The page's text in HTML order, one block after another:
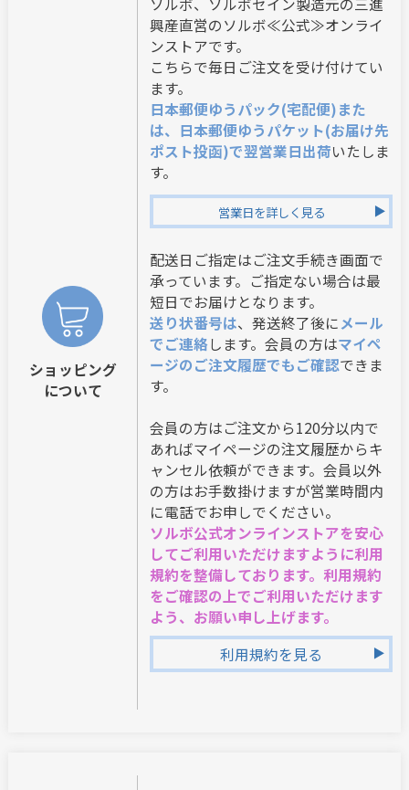
ショッピング
について
興産直営のソルボ≪公式≫オンライ
ンストアです。
こちらで毎日ご注文を受け付けてい
ます。
日本郵便ゆうパック(宅配便)また
は、日本郵便ゆうパケット(お届け先
ポスト投函)で翌営業日出荷いたしま
す。
営業日を詳しく見る
配送日ご指定はご注文手続き画面で
承っています。ご指定ない場合は最
短日でお届けとなります。
送り状番号は、発送終了後にメール
でご連絡します。会員の方はマイペ
ージのご注文履歴でもご確認できま
す。
会員の方はご注文から120分以内で
あればマイページの注文履歴からキ
ャンセル依頼ができます。会員以外
の方はお手数掛けますが営業時間内
に電話でお申しでください。
ソルボ公式オンラインストアを安心
してご利用いただけますように利用
規約を整備しております。利用規約
をご確認の上でご利用いただけます
よう、お願い申し上げます。
利用規約を見る